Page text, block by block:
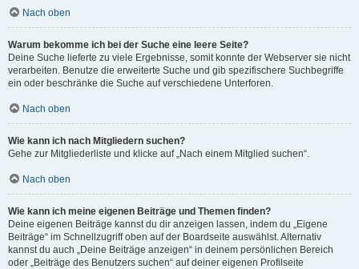
Nach oben
Warum bekomme ich bei der Suche eine leere Seite?
Deine Suche lieferte zu viele Ergebnisse, somit konnte der Webserver sie nicht
verarbeiten. Benutze die erweiterte Suche und gib spezifischere Suchbegriffe
ein oder beschränke die Suche auf verschiedene Unterforen.
Nach oben
Wie kann ich nach Mitgliedern suchen?
Gehe zur Mitgliederliste und klicke auf „Nach einem Mitglied suchen“.
Nach oben
Wie kann ich meine eigenen Beiträge und Themen finden?
Deine eigenen Beiträge kannst du dir anzeigen lassen, indem du „Eigene
Beiträge“ im Schnellzugriff oben auf der Boardseite auswählst. Alternativ
kannst du auch „Deine Beiträge anzeigen“ in deinem persönlichen Bereich
oder „Beiträge des Benutzers suchen“ auf deiner eigenen Profilseite